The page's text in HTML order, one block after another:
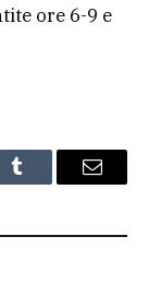
ore 6-9 e
Tumblr Email